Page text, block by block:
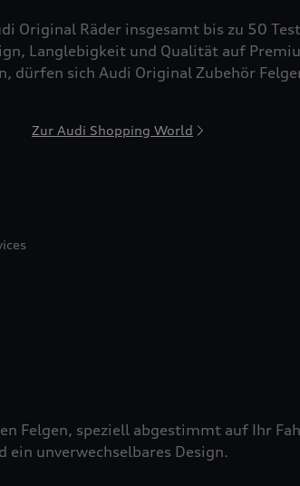
Räder insgesamt bis zu 50
Langlebigkeit und Qualität auf
dürfen sich Audi Original Zubehör
Zur Audi Shopping World
speziell abgestimmt auf Ihr
unverwechselbares Design.